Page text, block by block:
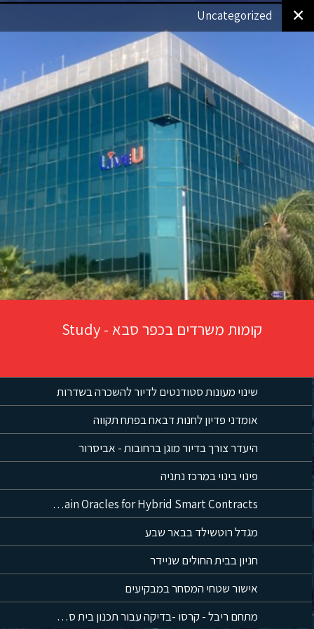
✕
Uncategorized
קומות משרדים בכפר סבא - Study
שינוי מעונות סטודנטים לדיור להשכרה בשדרות
אומדני פדיון לחנות דבאח בפתח תקווה
היעדר צורך בדיור מוגן ברחובות - אביסרור
פינוי בינוי במרכז נתניה
Blockchain Oracles for Hybrid Smart Contracts
מגדל רוטשילד בבאר שבע
חניון בבית החולים שניידר
אישור שטחי המסחר במבקיעים
מתחם ריבל - קרסו -בדיקה עבור תכנון בית ספר בשטחי הציבור המבונים בפרויקט